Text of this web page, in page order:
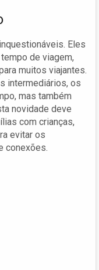
Eles
de viagem,
muitos viajantes.
intermediários, os
mas também
novidade deve
com crianças,
evitar os
conexões.